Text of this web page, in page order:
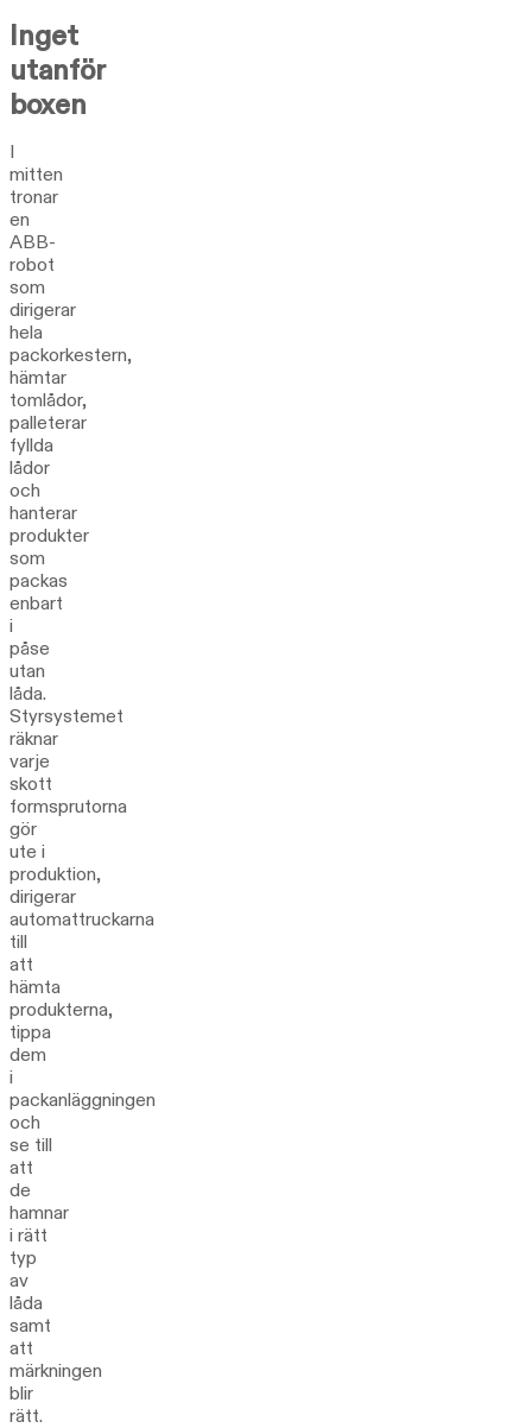
Inget
utanför
boxen
I
mitten
tronar
en
ABB-
robot
som
dirigerar
hela
packorkestern,
hämtar
tomlådor,
palleterar
fyllda
lådor
och
hanterar
produkter
som
packas
enbart
i
påse
utan
låda.
Styrsystemet
räknar
varje
skott
formsprutorna
gör
ute i
produktion,
dirigerar
automattruckarna
till
att
hämta
produkterna,
tippa
dem
i
packanläggningen
och
se till
att
de
hamnar
i rätt
typ
av
låda
samt
att
märkningen
blir
rätt.